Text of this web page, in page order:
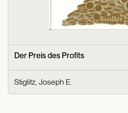
Der Preis des Profits
Stiglitz, Joseph E.